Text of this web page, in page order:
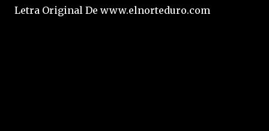
Letra Original De www.elnorteduro.com